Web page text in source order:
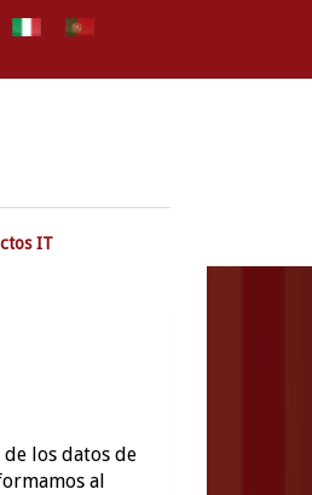
IT
los datos de
al